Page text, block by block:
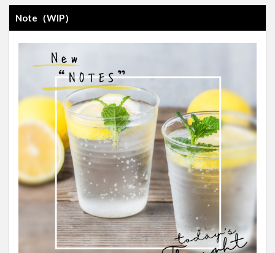
Note（WIP）